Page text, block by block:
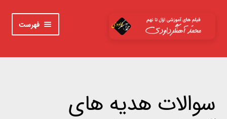
فهرست
خانه
دوم
سوالات هدیه های